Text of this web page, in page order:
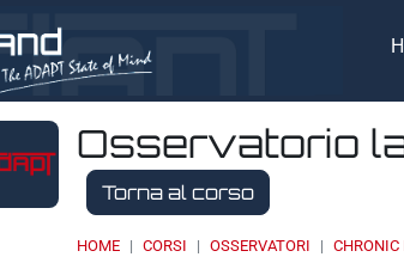
Osservatorio
Torna al corso
HOME CORSI OSSERVATORI CHRONIC